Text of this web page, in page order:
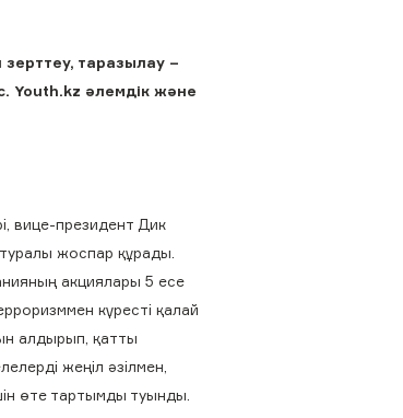
таразылау –
Youth.kz әлемдік және
вице-президент Дик
жоспар құрады.
акциялары 5 есе
күресті қалай
алдырып, қатты
жеңіл әзілмен,
өте тартымды туынды.